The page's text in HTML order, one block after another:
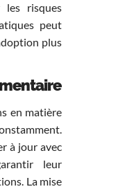
risques
peut
plus
en matière
à jour avec
leur
La mise